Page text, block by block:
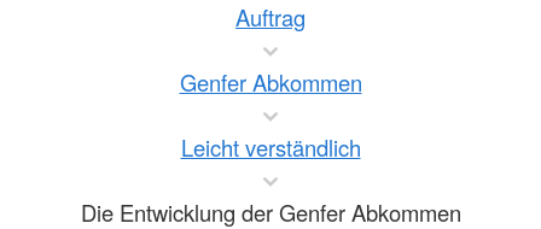
Auftrag
Genfer Abkommen
Leicht verständlich
Die Entwicklung der Genfer Abkommen